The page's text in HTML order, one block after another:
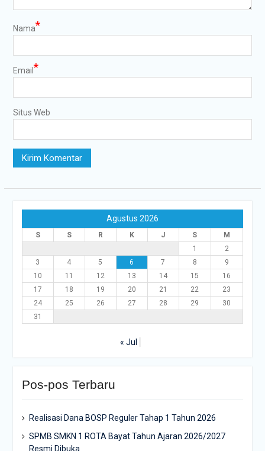
Nama*
Email *
Situs Web
Agustus 2026
S S R K J S
M
1
2
3
4 5 6 7 8
9
10
11 12 13 14 15
16
17
18 19 20 21 22
23
24
25 26 27 28 29
30
31
« Jul
Pos-pos Terbaru
Realisasi Dana BOSP Reguler Tahap 1 Tahun 2026
SPMB SMKN 1 ROTA Bayat Tahun Ajaran 2026/2027
Resmi Dibuka